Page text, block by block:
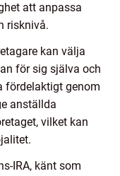
att anpassa
risknivå.
kan välja
för sig själva och
fördelaktigt genom
anställda
vilket kan
IRA, känt som